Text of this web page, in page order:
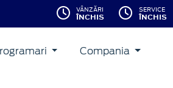
VÂNZĂRI
ÎNCHIS
SERVICE
ÎNCHIS
Compania